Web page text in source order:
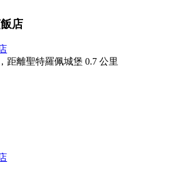
店
距離聖特羅佩城堡 0.7 公里